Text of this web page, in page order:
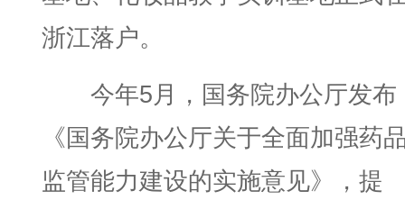
浙江落户。
今年5月，国务院办公厅发布
《国务院办公厅关于全面加强药
监管能力建设的实施意见》，提